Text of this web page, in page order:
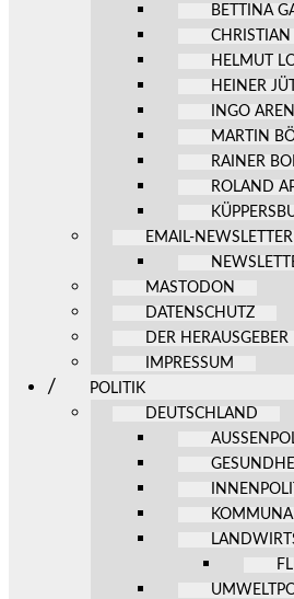
BETTINA
HELMUT
HEINER
INGO
MARTIN
RAINER
ROLAND
EMAIL-NEWSLETTER
MASTODON
DATENSCHUTZ
DER HERAUSGEBER
IMPRESSUM
POLITIK
DEUTSCHLAND